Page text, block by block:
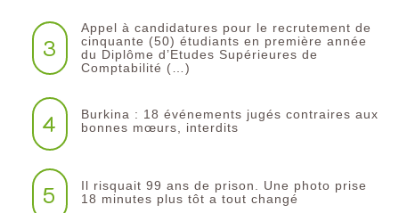
3
Appel à candidatures pour le recrutement de
cinquante (50) étudiants en première année
du Diplôme d’Etudes Supérieures de
Comptabilité (…)
4
Burkina : 18 événements jugés contraires aux
bonnes mœurs, interdits
5
Il risquait 99 ans de prison. Une photo prise
18 minutes plus tôt a tout changé